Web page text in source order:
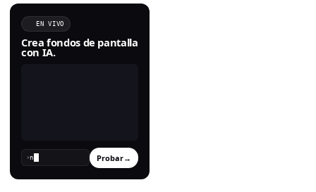
EN VIVO
Crea fondos de pantalla
con IA.
› Probar→